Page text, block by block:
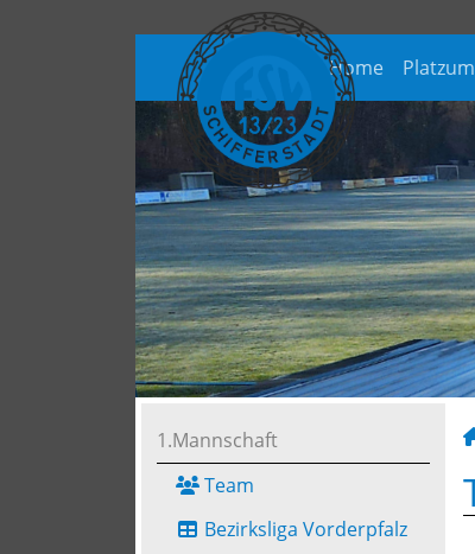
Home
1.Mannschaft
Team
Bezirksliga Vorderpfalz